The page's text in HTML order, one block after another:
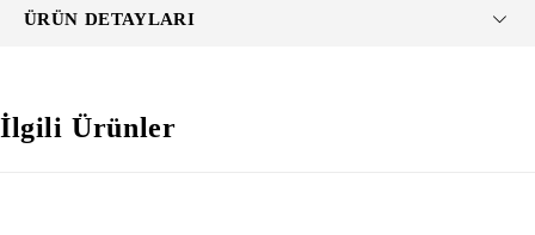
ÜRÜN DETAYLARI
İlgili Ürünler